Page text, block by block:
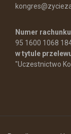
Numer
95 1600 1068
w tytule
"Uczestnictwo